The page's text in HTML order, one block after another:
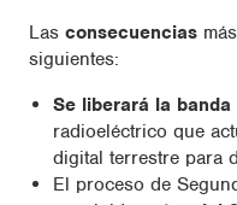
Las consecuencias
siguientes:
Se liberará la banda
radioeléctrico que
digital terrestre para
El proceso de